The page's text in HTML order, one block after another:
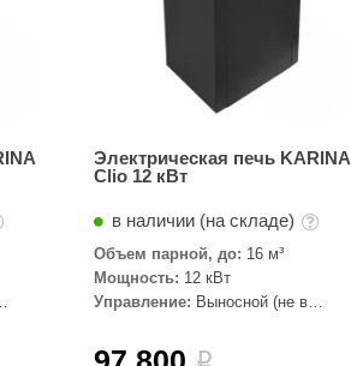
Электрическая печь KARINA
Clio 12 кВт
в наличии (на складе)
Объем парной, до: 16 м³
Мощность: 12 кВт
Управление: Выносной (не в
i